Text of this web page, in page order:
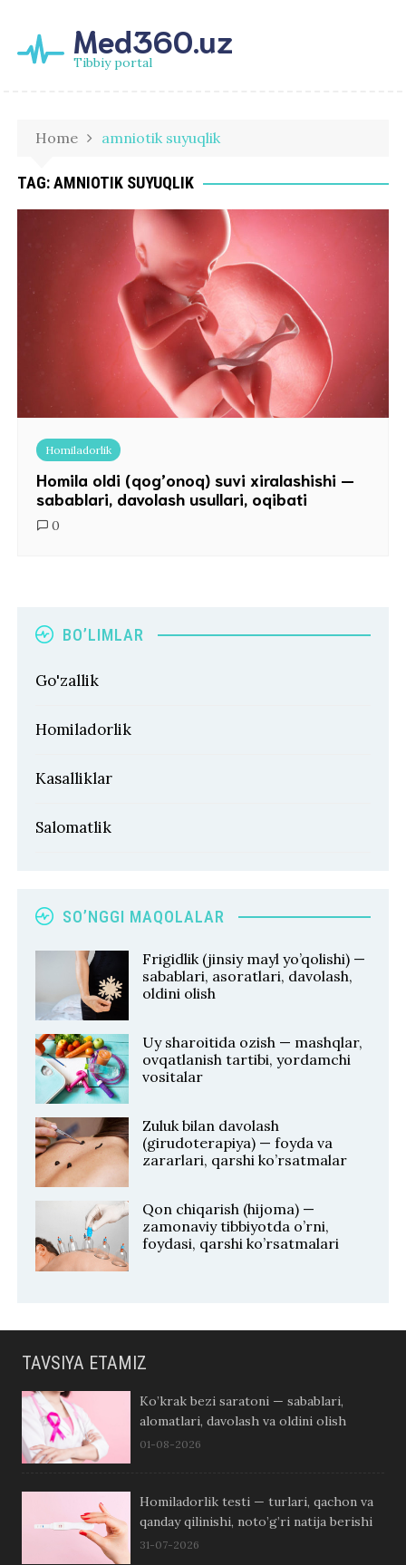
Med360.uz
Tibbiy portal
Home amniotik suyuqlik
TAG:AMNIOTIK SUYUQLIK
Homiladorlik
Homila oldi (qog’onoq) suvi xiralashishi —
sabablari, davolash usullari, oqibati
0
BO’LIMLAR
Go'zallik
Homiladorlik
Kasalliklar
Salomatlik
SO’NGGI MAQOLALAR
Frigidlik (jinsiy mayl yo’qolishi) —
sabablari, asoratlari, davolash,
oldini olish
Uy sharoitida ozish — mashqlar,
ovqatlanish tartibi, yordamchi
vositalar
Zuluk bilan davolash
(girudoterapiya) — foyda va
zararlari, qarshi ko’rsatmalar
Qon chiqarish (hijoma) —
zamonaviy tibbiyotda o’rni,
foydasi, qarshi ko’rsatmalari
TAVSIYA ETAMIZ
Ko’krak bezi saratoni — sabablari,
alomatlari, davolash va oldini olish
01-08-2026
Homiladorlik testi — turlari, qachon va
qanday qilinishi, noto’g’ri natija berishi
31-07-2026